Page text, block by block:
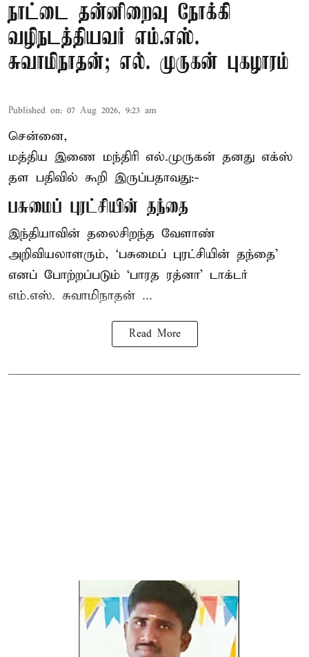
நாட்டை தன்னிறைவு நோக்கி
வழிநடத்தியவர் எம்.எஸ்.
சுவாமிநாதன்; எல். முருகன் புகழாரம்
Published on: 07 Aug 2026, 9:23 am
சென்னை,
மத்திய இணை மந்திரி எல்.முருகன் தனது எக்ஸ்
தள பதிவில் கூறி இருப்பதாவது:-
பசுமைப் புரட்சியின் தந்தை
இந்தியாவின் தலைசிறந்த வேளாண்
அறிவியலாளரும், ‘பசுமைப் புரட்சியின் தந்தை’
எனப் போற்றப்படும் ‘பாரத ரத்னா’ டாக்டர்
எம்.எஸ். சுவாமிநாதன் ...
Read More